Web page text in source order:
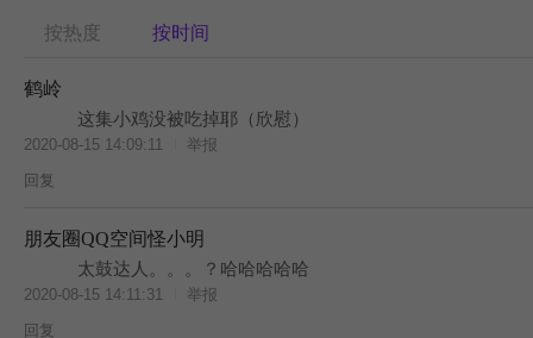
按热度 按时间
鹤岭
这集小鸡没被吃掉耶（欣慰）
2020-08-15 14:09:11
举报
回复
朋友圈QQ空间怪小明
太鼓达人。。。？哈哈哈哈哈
2020-08-15 14:11:31
举报
回复